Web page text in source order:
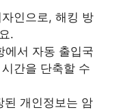
인으로, 해킹 방
.
에서 자동 출입국
간을 단축할 수
된 개인정보는 암